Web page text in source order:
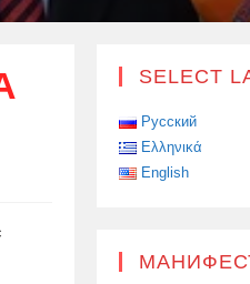
SELECT
Русский
Ελληνικά
English